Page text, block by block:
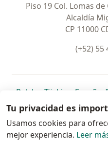
Piso 19 Col. Lomas
Alcaldía
CP 11000
(+52) 55
Polska se abre en una
Türkiye se abre
España
Portugal
se abre en
México seChile
Tu privacidad es
Usamos cookies para
mejor experiencia. Leer